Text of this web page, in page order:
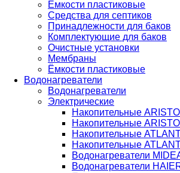
Емкости пластиковые
Средства для септиков
Принадлежности для баков
Комплектующие для баков
Очистные установки
Мембраны
Ёмкости пластиковые
Водонагреватели
Водонагреватели
Электрические
Накопительные
Накопительные
Накопительные
Накопительные
Водонагреватели
Водонагреватели